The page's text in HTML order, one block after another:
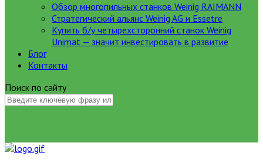
Обзор многопильных станков Weinig RAIMANN
Стратегический альянс Weinig AG и Essetre
Купить б/у четырехсторонний станок Weinig
Unimat — значит инвестировать в развитие
Блог
Контакты
Поиск по сайту